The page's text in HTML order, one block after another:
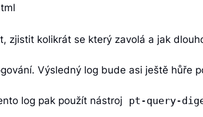
zjistit kolikrát se který zavolá a jak
Výsledný log bude asi ještě hůře
log pak použít nástroj
pt-query-